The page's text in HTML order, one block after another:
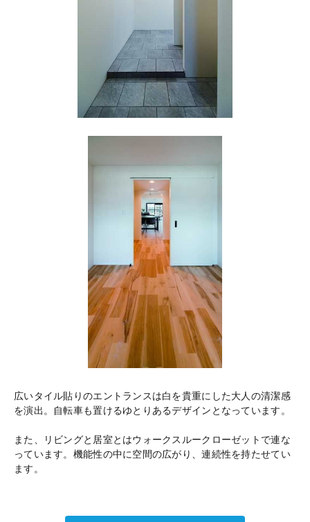
広いタイル貼りのエントランスは白を貴重にした大人の清潔感
を演出。自転車も置けるゆとりあるデザインとなっています。
また、リビングと居室とはウォークスルークローゼットで連な
っています。機能性の中に空間の広がり、連続性を持たせてい
ます。